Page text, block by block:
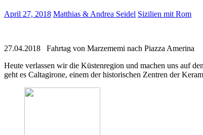
April 27, 2018 Matthias & Andrea Seidel Sizilien mit Rom
27.04.2018 Fahrtag von Marzememi nach Piazza Amerina
Heute verlassen wir die Küstenregion und machen uns auf
geht es Caltagirone, einem der historischen Zentren der